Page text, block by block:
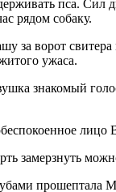
пса. Сил
рядом собаку.
за ворот
ужаса.
знакомый
замерзнуть
прошептала